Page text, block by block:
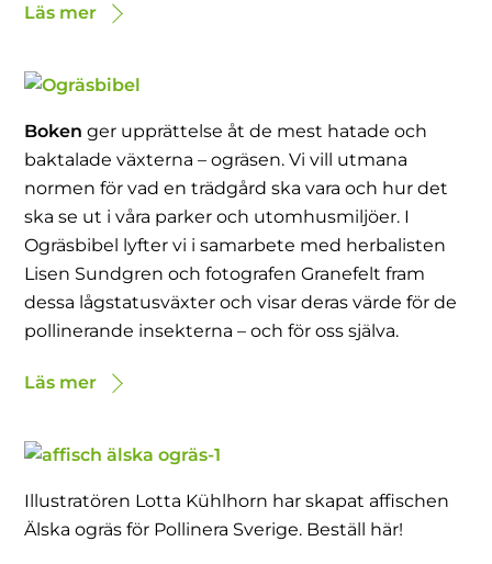
Läs mer
Boken ger upprättelse åt de mest hatade och
baktalade växterna – ogräsen. Vi vill utmana
normen för vad en trädgård ska vara och hur det
ska se ut i våra parker och utomhusmiljöer. I
Ogräsbibel lyfter vi i samarbete med herbalisten
Lisen Sundgren och fotografen Granefelt fram
dessa lågstatusväxter och visar deras värde för de
pollinerande insekterna – och för oss själva.
Läs mer
Illustratören Lotta Kühlhorn har skapat affischen
Älska ogräs för Pollinera Sverige. Beställ här!